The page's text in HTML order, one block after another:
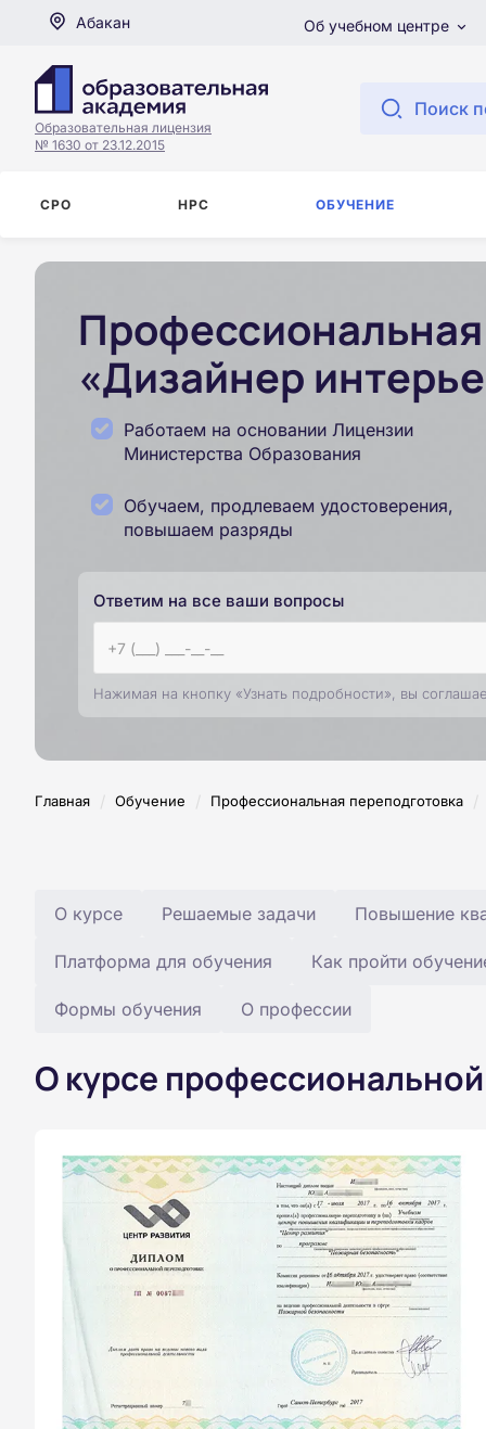
Абакан Об учебном центре
Образовательная лицензия
№ 1630 от 23.12.2015
Поиск
СРО НРС ОБУЧЕНИЕ
«Дизайнер
Работаем на основании Лицензии
Министерства Образования
Обучаем, продлеваем удостоверения,
повышаем разряды
Ответим на все ваши вопросы
Нажимая на кнопку «Узнать подробности», вы
Главная / Обучение / Профессиональная переподготовка /
О курсе Решаемые задачи Повышение
Платформа для обучения Как пройти
Формы обучения О профессии
О курсе